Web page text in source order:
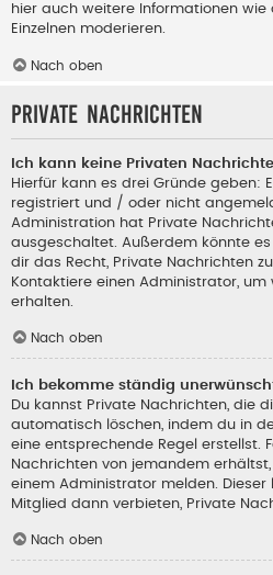
hier auch weitere Informationen wie
Einzelnen moderieren.
Nach oben
Private Nachrichten
Ich kann keine Privaten
Hierfür kann es drei Gründe geben:
registriert und / oder nicht
Administration hat Private
ausgeschaltet. Außerdem könnte
dir das Recht, Private Nachrichten
Kontaktiere einen Administrator, um
erhalten.
Nach oben
Ich bekomme ständig
Du kannst Private Nachrichten, die
automatisch löschen, indem du in
eine entsprechende Regel erstellst.
Nachrichten von jemandem
einem Administrator melden.
Mitglied dann verbieten, Private
Nach oben